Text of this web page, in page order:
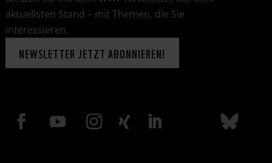
aktuellsten Stand – mit Themen, die Sie
interessieren.
NEWSLETTER JETZT ABONNIEREN!